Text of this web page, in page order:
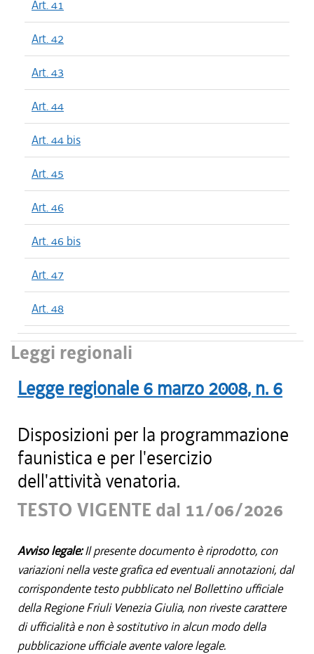
Art. 41
Art. 42
Art. 43
Art. 44
Art. 44 bis
Art. 45
Art. 46
Art. 46 bis
Art. 47
Art. 48
Leggi regionali
Legge regionale 6 marzo 2008, n. 6
Disposizioni per la programmazione
faunistica e per l'esercizio
dell'attività venatoria.
TESTO VIGENTE dal 11/06/2026
Avviso legale:Il presente documento è riprodotto, con
variazioni nella veste grafica ed eventuali annotazioni, dal
corrispondente testo pubblicato nel Bollettino ufficiale
della Regione Friuli Venezia Giulia, non riveste carattere
di ufficialità e non è sostitutivo in alcun modo della
pubblicazione ufficiale avente valore legale.